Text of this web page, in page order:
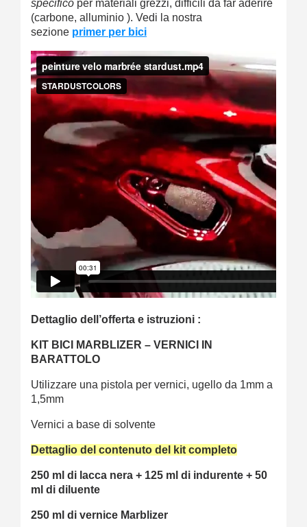
specifico per materiali grezzi, difficili da far aderire
(carbone, alluminio ). Vedi la nostra
sezione primer per bici
Dettaglio dell’offerta e istruzioni :
KIT BICI MARBLIZER – VERNICI IN
BARATTOLO
Utilizzare una pistola per vernici, ugello da 1mm a
1,5mm
Vernici a base di solvente
Dettaglio del contenuto del kit completo
250 ml di lacca nera + 125 ml di indurente + 50
ml di diluente
250 ml di vernice Marblizer